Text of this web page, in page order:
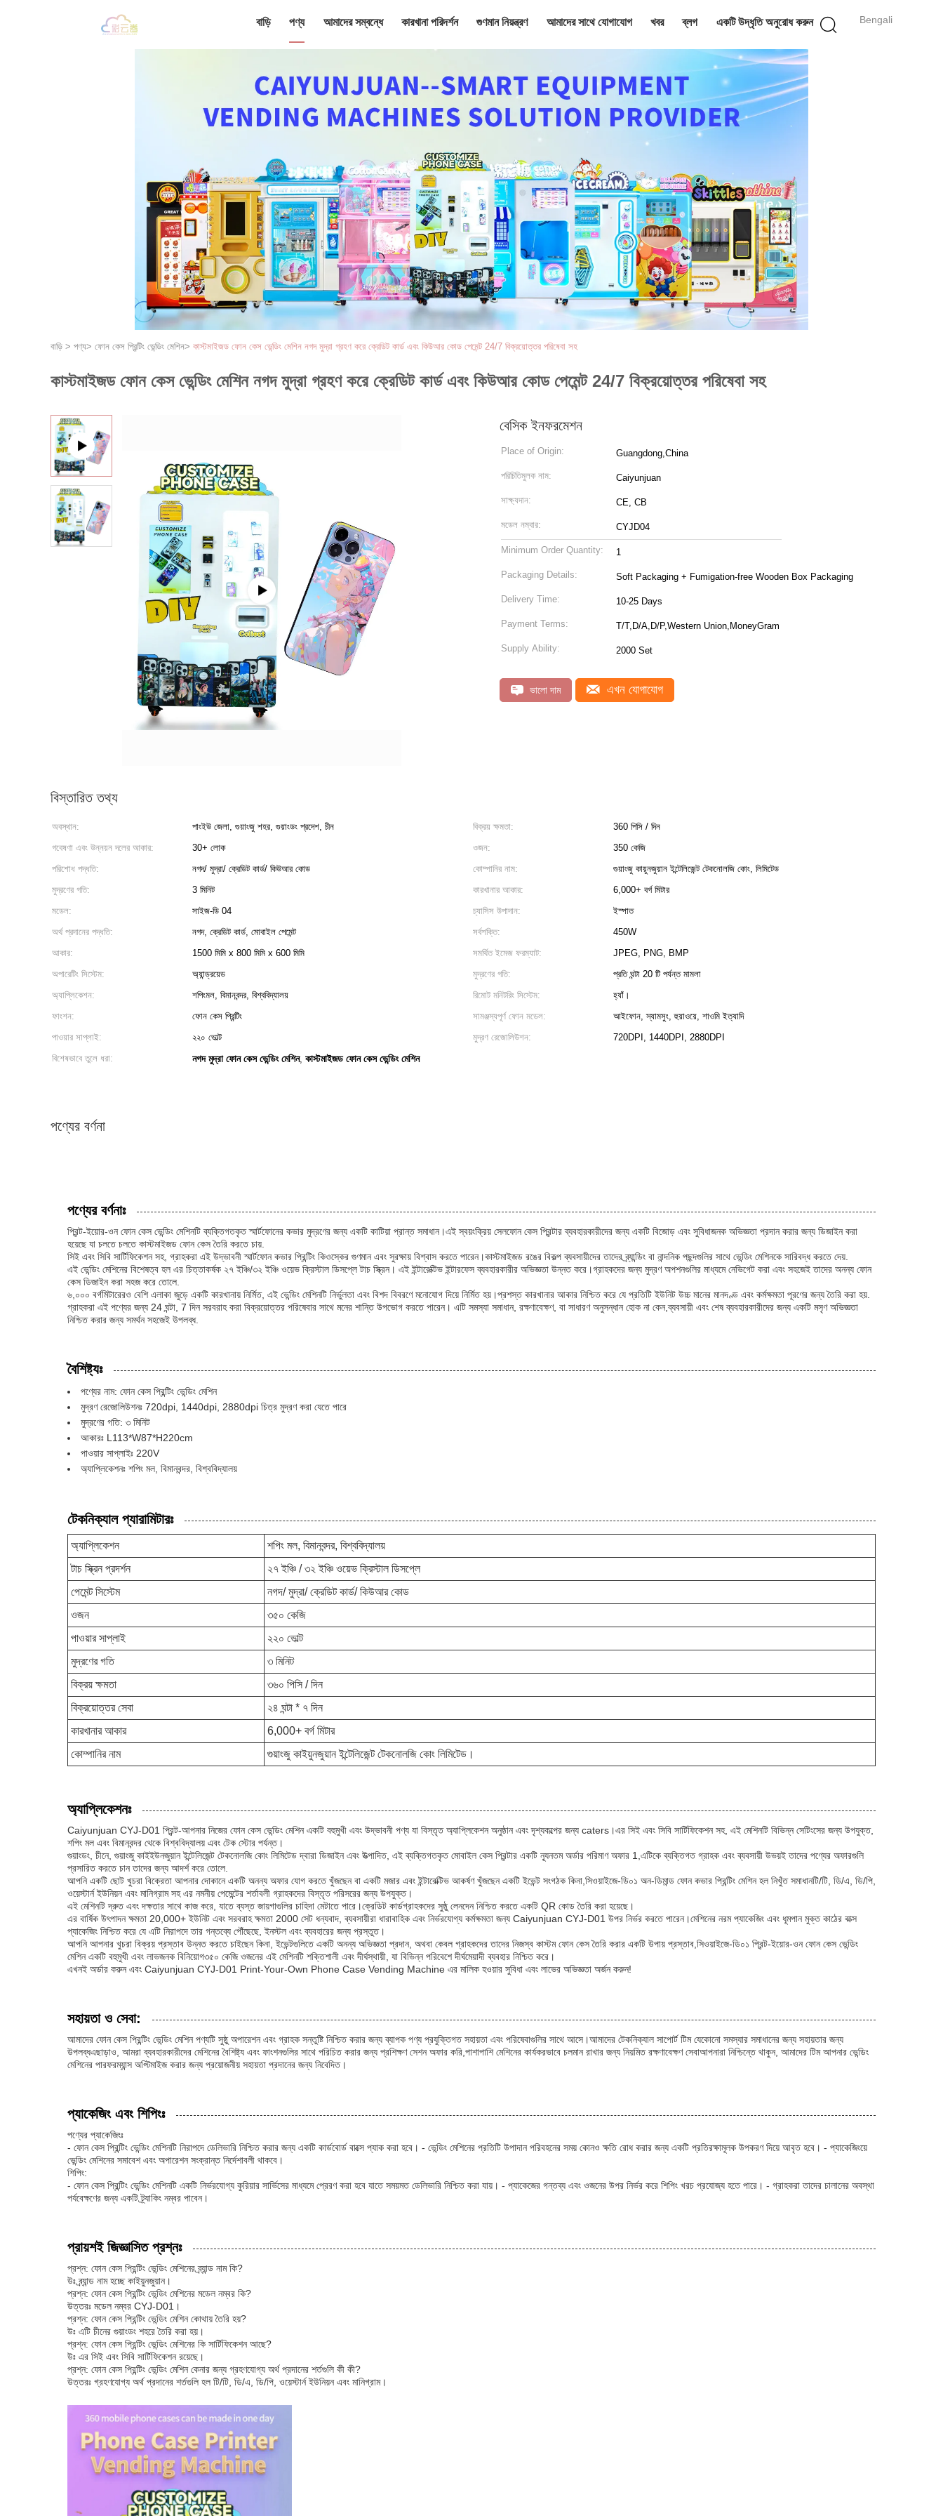
Bengali
বাড়ি পণ্য আমাদের সম্বন্ধে কারখানা পরিদর্শন গুণমান নিয়ন্ত্রণ আমাদের সাথে যোগাযোগ খবর ব্লগ একটি উদ্ধৃতি অনুরোধ করুন
বাড়ি > পণ্য> ফোন কেস প্রিন্টিং ভেন্ডিং মেশিন> কাস্টমাইজড ফোন কেস ভেন্ডিং মেশিন নগদ মুদ্রা গ্রহণ করে ক্রেডিট কার্ড এবং কিউআর কোড পেমেন্ট 24/7 বিক্রয়োত্তর পরিষেবা সহ
কাস্টমাইজড ফোন কেস ভেন্ডিং মেশিন নগদ মুদ্রা গ্রহণ করে ক্রেডিট কার্ড এবং কিউআর কোড পেমেন্ট 24/7 বিক্রয়োত্তর পরিষেবা সহ
বেসিক ইনফরমেশন
Place of Origin: Guangdong,China
পরিচিতিমুলক নাম: Caiyunjuan
সাক্ষ্যদান: CE, CB
মডেল নম্বার: CYJD04
Minimum Order Quantity: 1
Packaging Details: Soft Packaging + Fumigation-free Wooden Box Packaging
Delivery Time: 10-25 Days
Payment Terms: T/T,D/A,D/P,Western Union,MoneyGram
Supply Ability: 2000 Set
ভালো দাম এখন যোগাযোগ
বিস্তারিত তথ্য
অবস্থান: পাংইউ জেলা, গুয়াংজু শহর, গুয়াংডং প্রদেশ, চীন বিক্রয় ক্ষমতা:
360 পিসি / দিন
গবেষণা এবং উন্নয়ন দলের আকার:
30+ লোক ওজন:
350 কেজি
পরিশোধ পদ্ধতি:
নগদ/ মুদ্রা/ ক্রেডিট কার্ড/ কিউআর কোড কোম্পানির নাম:
গুয়াংজু কায়ুনজুয়ান ইন্টেলিজেন্ট টেকনোলজি কোং, লিমিটেড
মুদ্রণের গতি:
3 মিনিট কারখানার আকার:
6,000+ বর্গ মিটার
মডেল:
সাইজ-ডি 04 চ্যাসিস উপাদান:
ইস্পাত
অর্থ প্রদানের পদ্ধতি:
নগদ, ক্রেডিট কার্ড, মোবাইল পেমেন্ট সর্বশক্তি:
450W
আকার:
1500 মিমি x 800 মিমি x 600 মিমি সমর্থিত ইমেজ ফরম্যাট:
JPEG, PNG, BMP
অপারেটিং সিস্টেম:
অ্যান্ড্রয়েড মুদ্রণের গতি:
প্রতি ঘন্টা 20 টি পর্যন্ত মামলা
অ্যাপ্লিকেশন:
শপিংমল, বিমানবন্দর, বিশ্ববিদ্যালয় রিমোট মনিটরিং সিস্টেম:
হ্যাঁ।
ফাংশন:
ফোন কেস প্রিন্টিং সামঞ্জস্যপূর্ণ ফোন মডেল:
আইফোন, স্যামসুং, হুয়াওয়ে, শাওমি ইত্যাদি
পাওয়ার সাপ্লাই:
২২০ ভোল্ট মুদ্রণ রেজোলিউশন:
720DPI, 1440DPI, 2880DPI
বিশেষভাবে তুলে ধরা:
নগদ মুদ্রা ফোন কেস ভেন্ডিং মেশিন, কাস্টমাইজড ফোন কেস ভেন্ডিং মেশিন
পণ্যের বর্ণনা
পণ্যের বর্ণনাঃ
প্রিন্ট-ইয়োর-ওন ফোন কেস ভেন্ডিং মেশিনটি ব্যক্তিগতকৃত স্মার্টফোনের কভার মুদ্রণের জন্য একটি কাটিয়া প্রান্ত সমাধান।এই স্বয়ংক্রিয় সেলফোন কেস প্রিন্টার ব্যবহারকারীদের জন্য একটি বিজোড় এবং সুবিধাজনক অভিজ্ঞতা প্রদান করার জন্য ডিজাইন করা
হয়েছে যা চলতে চলতে কাস্টমাইজড ফোন কেস তৈরি করতে চায়.
সিই এবং সিবি সার্টিফিকেশন সহ, গ্রাহকরা এই উদ্ভাবনী স্মার্টফোন কভার প্রিন্টিং কিওস্কের গুণমান এবং সুরক্ষায় বিশ্বাস করতে পারেন।কাস্টমাইজড রঙের বিকল্প ব্যবসায়ীদের তাদের ব্র্যান্ডিং বা নান্দনিক পছন্দগুলির সাথে ভেন্ডিং মেশিনকে সারিবদ্ধ করতে দেয়.
এই ভেন্ডিং মেশিনের বিশেষত্ব হল এর চিত্তাকর্ষক ২৭ ইঞ্চি/৩২ ইঞ্চি ওয়েভ ক্রিস্টাল ডিসপ্লে টাচ স্ক্রিন। এই ইন্টারেক্টিভ ইন্টারফেস ব্যবহারকারীর অভিজ্ঞতা উন্নত করে।গ্রাহকদের জন্য মুদ্রণ অপশনগুলির মাধ্যমে নেভিগেট করা এবং সহজেই তাদের অনন্য ফোন
কেস ডিজাইন করা সহজ করে তোলে.
৬,০০০ বর্গমিটারেরও বেশি এলাকা জুড়ে একটি কারখানায় নির্মিত, এই ভেন্ডিং মেশিনটি নির্ভুলতা এবং বিশদ বিবরণে মনোযোগ দিয়ে নির্মিত হয়।প্রশস্ত কারখানার আকার নিশ্চিত করে যে প্রতিটি ইউনিট উচ্চ মানের মানদণ্ড এবং কর্মক্ষমতা পূরণের জন্য তৈরি করা হয়.
গ্রাহকরা এই পণ্যের জন্য 24 ঘন্টা, 7 দিন সরবরাহ করা বিক্রয়োত্তর পরিষেবার সাথে মনের শান্তি উপভোগ করতে পারেন। এটি সমস্যা সমাধান, রক্ষণাবেক্ষণ, বা সাধারণ অনুসন্ধান হোক না কেন,ব্যবসায়ী এবং শেষ ব্যবহারকারীদের জন্য একটি মসৃণ অভিজ্ঞতা
নিশ্চিত করার জন্য সমর্থন সহজেই উপলব্ধ.
বৈশিষ্ট্যঃ
পণ্যের নাম: ফোন কেস প্রিন্টিং ভেন্ডিং মেশিন
মুদ্রণ রেজোলিউশনঃ 720dpi, 1440dpi, 2880dpi চিত্র মুদ্রণ করা যেতে পারে
মুদ্রণের গতি: ৩ মিনিট
আকারঃ L113*W87*H220cm
পাওয়ার সাপ্লাইঃ 220V
অ্যাপ্লিকেশনঃ শপিং মল, বিমানবন্দর, বিশ্ববিদ্যালয়
টেকনিক্যাল প্যারামিটারঃ
অ্যাপ্লিকেশন
শপিং মল, বিমানবন্দর, বিশ্ববিদ্যালয়
টাচ স্ক্রিন প্রদর্শন
২৭ ইঞ্চি / ৩২ ইঞ্চি ওয়েভ ক্রিস্টাল ডিসপ্লে
পেমেন্ট সিস্টেম
নগদ/ মুদ্রা/ ক্রেডিট কার্ড/ কিউআর কোড
ওজন
৩৫০ কেজি
পাওয়ার সাপ্লাই
২২০ ভোল্ট
মুদ্রণের গতি
৩ মিনিট
বিক্রয় ক্ষমতা
৩৬০ পিসি / দিন
বিক্রয়োত্তর সেবা
২৪ ঘন্টা * ৭ দিন
কারখানার আকার
6,000+ বর্গ মিটার
কোম্পানির নাম
গুয়াংজু কাইয়ুনজুয়ান ইন্টেলিজেন্ট টেকনোলজি কোং লিমিটেড।
অ্যাপ্লিকেশনঃ
Caiyunjuan CYJ-D01 প্রিন্ট-আপনার নিজের ফোন কেস ভেন্ডিং মেশিন একটি বহুমুখী এবং উদ্ভাবনী পণ্য যা বিস্তৃত অ্যাপ্লিকেশন অনুষ্ঠান এবং দৃশ্যকল্পের জন্য caters।এর সিই এবং সিবি সার্টিফিকেশন সহ, এই মেশিনটি বিভিন্ন সেটিংসের জন্য উপযুক্ত,
শপিং মল এবং বিমানবন্দর থেকে বিশ্ববিদ্যালয় এবং টেক স্টোর পর্যন্ত।
গুয়াংডং, চীনে, গুয়াংজু কাইইউনজুয়ান ইন্টেলিজেন্ট টেকনোলজি কোং লিমিটেড দ্বারা ডিজাইন এবং উত্পাদিত, এই ব্যক্তিগতকৃত মোবাইল কেস প্রিন্টার একটি ন্যূনতম অর্ডার পরিমাণ অফার 1,এটিকে ব্যক্তিগত গ্রাহক এবং ব্যবসায়ী উভয়ই তাদের পণ্যের অফারগুলি
প্রসারিত করতে চান তাদের জন্য আদর্শ করে তোলে.
আপনি একটি ছোট খুচরা বিক্রেতা আপনার দোকানে একটি অনন্য অফার যোগ করতে খুঁজছেন বা একটি মজার এবং ইন্টারেক্টিভ আকর্ষণ খুঁজছেন একটি ইভেন্ট সংগঠক কিনা,সিওয়াইজে-ডি০১ অন-ডিমান্ড ফোন কভার প্রিন্টিং মেশিন হল নিখুঁত সমাধানটি/টি, ডি/এ, ডি/পি,
ওয়েস্টার্ন ইউনিয়ন এবং মানিগ্রাম সহ এর নমনীয় পেমেন্টের শর্তাবলী গ্রাহকদের বিস্তৃত পরিসরের জন্য উপযুক্ত।
এই মেশিনটি দ্রুত এবং দক্ষতার সাথে কাজ করে, যাতে ব্যস্ত জায়গাগুলির চাহিদা মেটাতে পারে।ক্রেডিট কার্ডগ্রাহকদের সুষ্ঠু লেনদেন নিশ্চিত করতে একটি QR কোড তৈরি করা হয়েছে।
এর বার্ষিক উৎপাদন ক্ষমতা 20,000+ ইউনিট এবং সরবরাহ ক্ষমতা 2000 সেট ধন্যবাদ, ব্যবসায়ীরা ধারাবাহিক এবং নির্ভরযোগ্য কর্মক্ষমতা জন্য Caiyunjuan CYJ-D01 উপর নির্ভর করতে পারেন।মেশিনের নরম প্যাকেজিং এবং ধূমপান মুক্ত কাঠের বাক্স
প্যাকেজিং নিশ্চিত করে যে এটি নিরাপদে তার গন্তব্যে পৌঁছেছে, ইনস্টল এবং ব্যবহারের জন্য প্রস্তুত।
আপনি আপনার খুচরা বিক্রয় প্রস্তাব উন্নত করতে চাইছেন কিনা, ইভেন্টগুলিতে একটি অনন্য অভিজ্ঞতা প্রদান, অথবা কেবল গ্রাহকদের তাদের নিজস্ব কাস্টম ফোন কেস তৈরি করার একটি উপায় প্রস্তাব,সিওয়াইজে-ডি০১ প্রিন্ট-ইয়োর-ওন ফোন কেস ভেন্ডিং
মেশিন একটি বহুমুখী এবং লাভজনক বিনিয়োগ৩৫০ কেজি ওজনের এই মেশিনটি শক্তিশালী এবং দীর্ঘস্থায়ী, যা বিভিন্ন পরিবেশে দীর্ঘমেয়াদী ব্যবহার নিশ্চিত করে।
এখনই অর্ডার করুন এবং Caiyunjuan CYJ-D01 Print-Your-Own Phone Case Vending Machine এর মালিক হওয়ার সুবিধা এবং লাভের অভিজ্ঞতা অর্জন করুন!
সহায়তা ও সেবা:
আমাদের ফোন কেস প্রিন্টিং ভেন্ডিং মেশিন পণ্যটি সুষ্ঠু অপারেশন এবং গ্রাহক সন্তুষ্টি নিশ্চিত করার জন্য ব্যাপক পণ্য প্রযুক্তিগত সহায়তা এবং পরিষেবাগুলির সাথে আসে।আমাদের টেকনিক্যাল সাপোর্ট টিম যেকোনো সমস্যার সমাধানের জন্য সহায়তার জন্য
উপলব্ধএছাড়াও, আমরা ব্যবহারকারীদের মেশিনের বৈশিষ্ট্য এবং ফাংশনগুলির সাথে পরিচিত করার জন্য প্রশিক্ষণ সেশন অফার করি,পাশাপাশি মেশিনের কার্যকরভাবে চলমান রাখার জন্য নিয়মিত রক্ষণাবেক্ষণ সেবাআপনারা নিশ্চিন্তে থাকুন, আমাদের টিম আপনার ভেন্ডিং
মেশিনের পারফরম্যান্স অপ্টিমাইজ করার জন্য প্রয়োজনীয় সহায়তা প্রদানের জন্য নিবেদিত।
প্যাকেজিং এবং শিপিংঃ
পণ্যের প্যাকেজিংঃ
- ফোন কেস প্রিন্টিং ভেন্ডিং মেশিনটি নিরাপদে ডেলিভারি নিশ্চিত করার জন্য একটি কার্ডবোর্ড বাক্সে প্যাক করা হবে। - ভেন্ডিং মেশিনের প্রতিটি উপাদান পরিবহনের সময় কোনও ক্ষতি রোধ করার জন্য একটি প্রতিরক্ষামূলক উপকরণ দিয়ে আবৃত হবে। - প্যাকেজিংয়ে
ভেন্ডিং মেশিনের সমাবেশ এবং অপারেশন সংক্রান্ত নির্দেশাবলী থাকবে।
শিপিং:
- ফোন কেস প্রিন্টিং ভেন্ডিং মেশিনটি একটি নির্ভরযোগ্য কুরিয়ার সার্ভিসের মাধ্যমে প্রেরণ করা হবে যাতে সময়মত ডেলিভারি নিশ্চিত করা যায়। - প্যাকেজের গন্তব্য এবং ওজনের উপর নির্ভর করে শিপিং খরচ প্রযোজ্য হতে পারে। - গ্রাহকরা তাদের চালানের অবস্থা
পর্যবেক্ষণের জন্য একটি ট্র্যাকিং নম্বর পাবেন।
প্রায়শই জিজ্ঞাসিত প্রশ্নঃ
প্রশ্ন: ফোন কেস প্রিন্টিং ভেন্ডিং মেশিনের ব্র্যান্ড নাম কি?
উঃ ব্র্যান্ড নাম হচ্ছে কাইয়ুনজুয়ান।
প্রশ্ন: ফোন কেস প্রিন্টিং ভেন্ডিং মেশিনের মডেল নম্বর কি?
উত্তরঃ মডেল নম্বর CYJ-D01।
প্রশ্ন: ফোন কেস প্রিন্টিং ভেন্ডিং মেশিন কোথায় তৈরি হয়?
উঃ এটি চীনের গুয়াংডং শহরে তৈরি করা হয়।
প্রশ্ন: ফোন কেস প্রিন্টিং ভেন্ডিং মেশিনের কি সার্টিফিকেশন আছে?
উঃ এর সিই এবং সিবি সার্টিফিকেশন রয়েছে।
প্রশ্ন: ফোন কেস প্রিন্টিং ভেন্ডিং মেশিন কেনার জন্য গ্রহণযোগ্য অর্থ প্রদানের শর্তগুলি কী কী?
উত্তরঃ গ্রহণযোগ্য অর্থ প্রদানের শর্তগুলি হল টি/টি, ডি/এ, ডি/পি, ওয়েস্টার্ন ইউনিয়ন এবং মানিগ্রাম।